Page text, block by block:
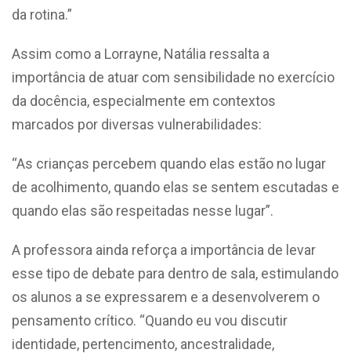
da rotina.”
Assim como a Lorrayne, Natália ressalta a
importância de atuar com sensibilidade no exercício
da docência, especialmente em contextos
marcados por diversas vulnerabilidades:
“As crianças percebem quando elas estão no lugar
de acolhimento, quando elas se sentem escutadas e
quando elas são respeitadas nesse lugar”.
A professora ainda reforça a importância de levar
esse tipo de debate para dentro de sala, estimulando
os alunos a se expressarem e a desenvolverem o
pensamento crítico. “Quando eu vou discutir
identidade, pertencimento, ancestralidade,